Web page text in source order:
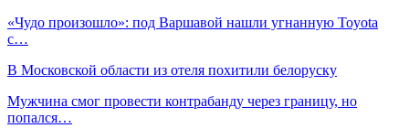
«Чудо произошло»: под Варшавой нашли угнанную Toyota
с…
В Московской области из отеля похитили белоруску
Мужчина смог провести контрабанду через границу, но
попался…